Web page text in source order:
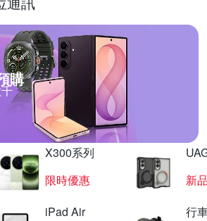
購
X300系列
限時優惠
新
iPad Air
行